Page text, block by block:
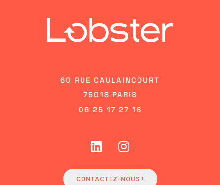
60 RUE CAULAINCOURT
75018 PARIS
06 25 17 27 16
CONTACTEZ-NOUS !